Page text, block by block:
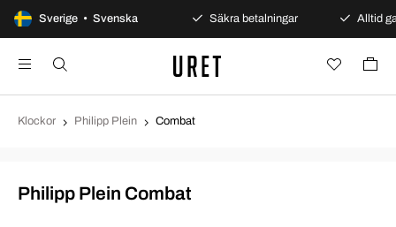
Sverige • Svenska
100 dagars öppet köp Säkra betalningar Alltid
Klockor Philipp Plein Combat
Philipp Plein Combat